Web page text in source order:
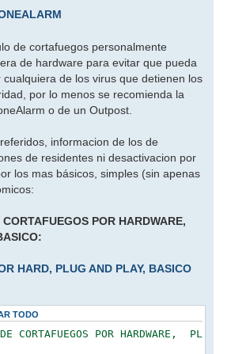
de cortafuegos personalmente
de hardware para evitar que pueda
de los virus que detienen los
por lo menos se recomienda la
o de un Outpost.
informacion de los de
de residentes ni desactivacion por
los mas básicos, simples (sin apenas
POR HARDWARE,
HARD, PLUG AND PLAY, BASICO
TODO
CORTAFUEGOS POR HARDWARE,